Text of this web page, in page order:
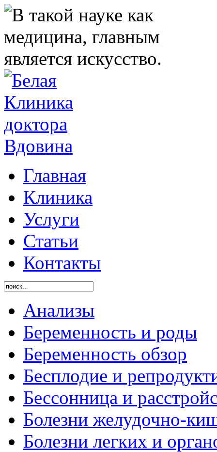
Главная
Клиника
Услуги
Статьи
Контакты
Анализы
Беременность и роды
Беременность обзор
Бесплодие и
Бессонница и
Болезни желудочно-
Болезни легких и